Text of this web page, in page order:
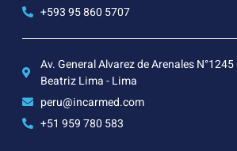
+593 95 860 5707
Av. General Alvarez de Arenales
Beatriz Lima - Lima
peru@incarmed.com
+51 959 780 583